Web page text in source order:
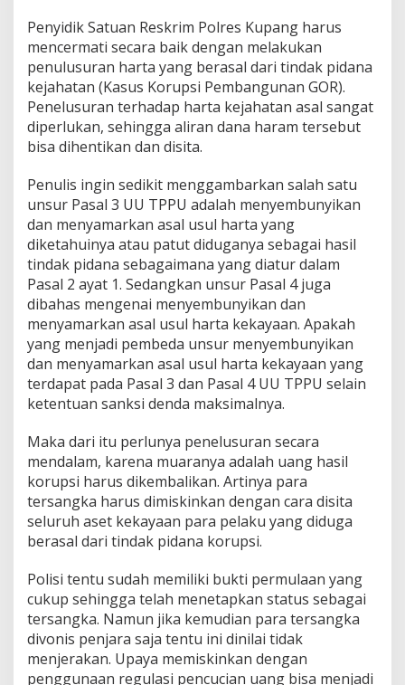
Penyidik Satuan Reskrim Polres Kupang harus
mencermati secara baik dengan melakukan
penulusuran harta yang berasal dari tindak pidana
kejahatan (Kasus Korupsi Pembangunan GOR).
Penelusuran terhadap harta kejahatan asal sangat
diperlukan, sehingga aliran dana haram tersebut
bisa dihentikan dan disita.
Penulis ingin sedikit menggambarkan salah satu
unsur Pasal 3 UU TPPU adalah menyembunyikan
dan menyamarkan asal usul harta yang
diketahuinya atau patut diduganya sebagai hasil
tindak pidana sebagaimana yang diatur dalam
Pasal 2 ayat 1. Sedangkan unsur Pasal 4 juga
dibahas mengenai menyembunyikan dan
menyamarkan asal usul harta kekayaan. Apakah
yang menjadi pembeda unsur menyembunyikan
dan menyamarkan asal usul harta kekayaan yang
terdapat pada Pasal 3 dan Pasal 4 UU TPPU selain
ketentuan sanksi denda maksimalnya.
Maka dari itu perlunya penelusuran secara
mendalam, karena muaranya adalah uang hasil
korupsi harus dikembalikan. Artinya para
tersangka harus dimiskinkan dengan cara disita
seluruh aset kekayaan para pelaku yang diduga
berasal dari tindak pidana korupsi.
Polisi tentu sudah memiliki bukti permulaan yang
cukup sehingga telah menetapkan status sebagai
tersangka. Namun jika kemudian para tersangka
divonis penjara saja tentu ini dinilai tidak
menjerakan. Upaya memiskinkan dengan
penggunaan regulasi pencucian uang bisa menjadi